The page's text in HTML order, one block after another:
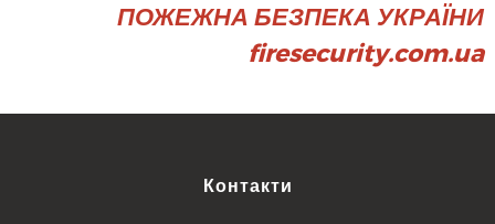
ПОЖЕЖНА БЕЗПЕКА УКРАЇНИ
firesecurity.com.ua
Контакти